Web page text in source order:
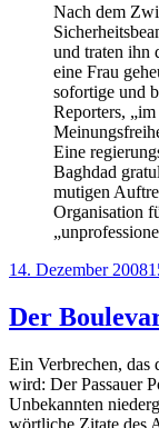
Nach dem
und traten ihn
eine Frau
sofortige und
Reporters,
Eine
Baghdad
mutigen
Organisation
Veröffentlicht
14. Dezember 2008
Der
Ein Verbrechen, das
wird: Der Passauer
Unbekannten
wörtliche Zitate des